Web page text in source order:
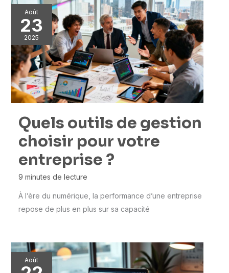
Août
23
2025
Quels outils de gestion
choisir pour votre
entreprise ?
9 minutes de lecture
À l’ère du numérique, la performance d’une entreprise
repose de plus en plus sur sa capacité
Août